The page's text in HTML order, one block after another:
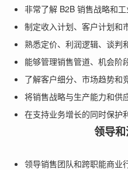
非常了解 B2B 销售战略和工
制定收入计划、客户计划和
熟悉定价、利润逻辑、谈判
能够管理销售管道、机会阶
了解客户细分、市场趋势和
将销售战略与生产能力和供
在支持业务增长的同时保护
领导
领导销售团队和跨职能商业